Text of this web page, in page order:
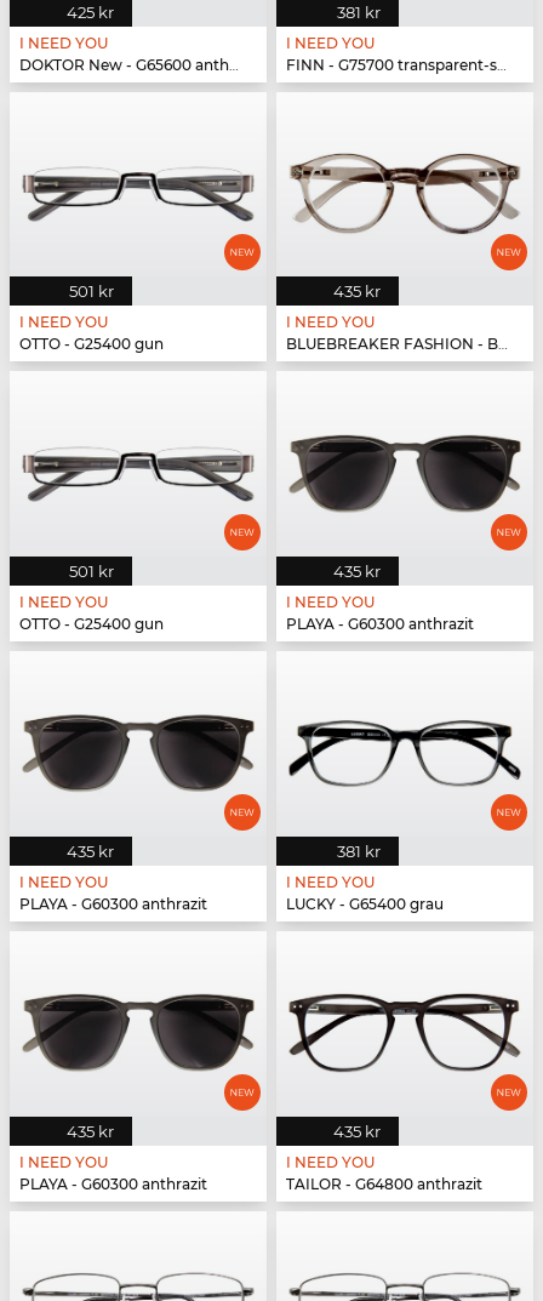
425 kr
I NEED YOU
DOKTOR New - G65600 anthrazit
381 kr
I NEED YOU
FINN - G75700 transparent-schwarz
501 kr
I NEED YOU
OTTO - G25400 gun
435 kr
I NEED YOU
BLUEBREAKER FASHION - BLUEBR Fashion G79600 grau
501 kr
I NEED YOU
OTTO - G25400 gun
435 kr
I NEED YOU
PLAYA - G60300 anthrazit
435 kr
I NEED YOU
PLAYA - G60300 anthrazit
381 kr
I NEED YOU
LUCKY - G65400 grau
435 kr
I NEED YOU
PLAYA - G60300 anthrazit
435 kr
I NEED YOU
TAILOR - G64800 anthrazit